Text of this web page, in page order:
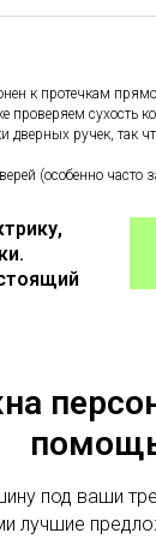
к протечкам
проверяем сухость
дверных ручек, так
(особенно часто
под ваши
лучшие